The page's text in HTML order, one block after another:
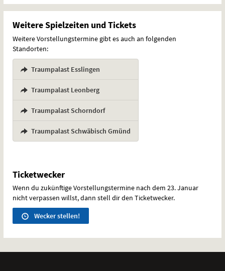
Weitere Spielzeiten und Tickets
Weitere Vorstellungstermine gibt es auch an folgenden
Standorten:
Traumpalast Esslingen
Traumpalast Leonberg
Traumpalast Schorndorf
Traumpalast Schwäbisch Gmünd
Ticketwecker
Wenn du zukünftige Vorstellungstermine nach dem 23. Januar
nicht verpassen willst, dann stell dir den Ticketwecker.
Wecker stellen!